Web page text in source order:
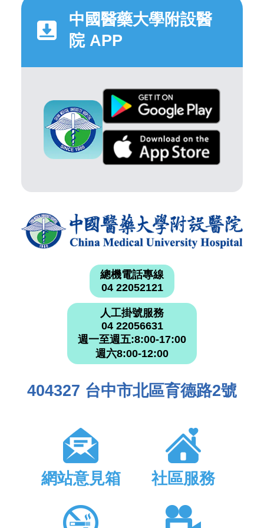
中國醫藥大學附設醫
院 APP
總機電話專線
04 22052121
人工掛號服務
04 22056631
週一至週五:8:00-17:00
週六8:00-12:00
404327 台中市北區育德路2號
網站意見箱 社區服務